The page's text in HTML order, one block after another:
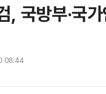
국방부·국
08:44